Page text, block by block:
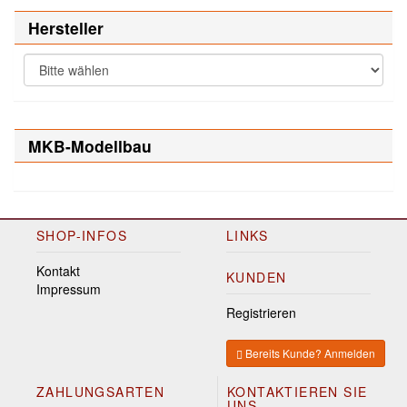
Hersteller
MKB-Modellbau
SHOP-INFOS
Kontakt
Impressum
LINKS
KUNDEN
Registrieren
Bereits Kunde? Anmelden
ZAHLUNGSARTEN KONTAKTIEREN SIE